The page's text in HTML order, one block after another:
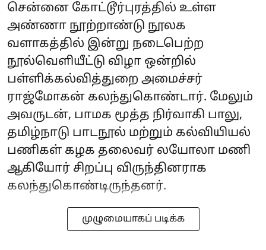
சென்னை கோட்டூர்புரத்தில் உள்ள
அண்ணா நூற்றாண்டு நூலக
வளாகத்தில் இன்று நடைபெற்ற
நூல்வெளியீட்டு விழா ஒன்றில்
பள்ளிக்கல்வித்துறை அமைச்சர்
ராஜ்மோகன் கலந்துகொண்டார். மேலும்
அவருடன், பாமக மூத்த நிர்வாகி பாலு,
தமிழ்நாடு பாடநூல் மற்றும் கல்வியியல்
பணிகள் கழக தலைவர் லயோலா மணி
ஆகியோர் சிறப்பு விருந்தினராக
கலந்துகொண்டிருந்தனர்.
முழுமையாகப் படிக்க